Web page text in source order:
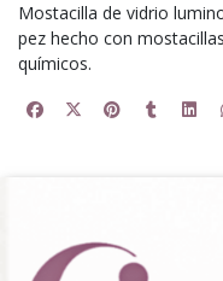
Mostacilla de vidrio
pez hecho con
químicos.